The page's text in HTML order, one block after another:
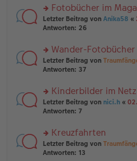
tr
a
g
e
n
er
tr
a
g
n
g
el
e
n
er
tr
a
g
rs
te
n
g
el
e
n
er
tr
a
g
Fotobücher im
Letzter Beitrag von Anika58 «
Antworten: 26
rs
te
n
g
el
e
n
er
Wander-Fotobücher
Letzter Beitrag von
Antworten: 37
rs
te
n
g
el
Kinderbilder im Netz
Letzter Beitrag von nici.h «
Antworten: 7
rs
te
Kreuzfahrten
Letzter Beitrag von
Antworten: 13